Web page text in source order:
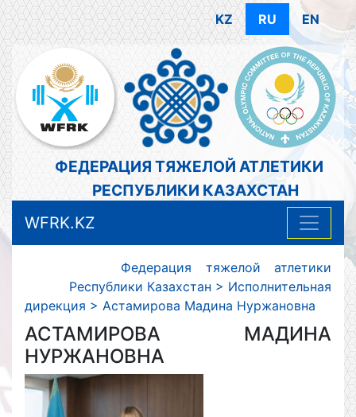
KZ RU EN
ФЕДЕРАЦИЯ ТЯЖЕЛОЙ АТЛЕТИКИ
РЕСПУБЛИКИ КАЗАХСТАН
WFRK.KZ
Федерация тяжелой атлетики
Республики Казахстан > Исполнительная
дирекция > Астамирова Мадина Нуржановна
АСТАМИРОВА МАДИНА
НУРЖАНОВНА